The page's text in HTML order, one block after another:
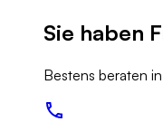
Sie haben
Bestens beraten